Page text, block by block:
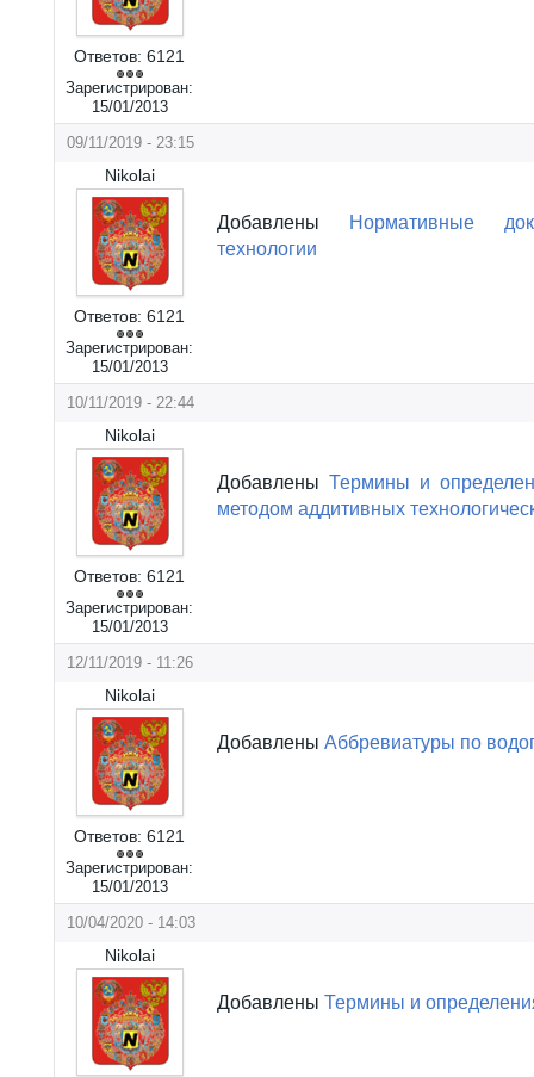
Ответов: 6121
Зарегистрирован:
15/01/2013
09/11/2019 - 23:15
Nikolai
Ответов: 6121
Зарегистрирован:
15/01/2013
Добавлены
Нормативные
технологии
10/11/2019 - 22:44
Nikolai
Ответов: 6121
Зарегистрирован:
15/01/2013
Добавлены Термины и
методом аддитивных
12/11/2019 - 11:26
Nikolai
Ответов: 6121
Зарегистрирован:
15/01/2013
Добавлены Аббревиатуры по
10/04/2020 - 14:03
Nikolai
Добавлены Термины и